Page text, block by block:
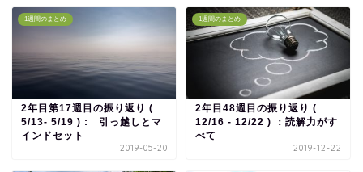
1週間のまとめ
2年目第17週目の振り返り (
5/13- 5/19 ) : 引っ越しとマ
インドセット
2019-05-20
1週間のまとめ
2年目48週目の振り返り (
12/16 - 12/22 ) ：読解力がす
べて
2019-12-22